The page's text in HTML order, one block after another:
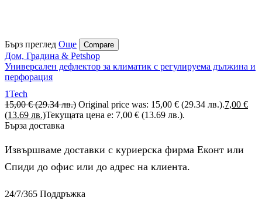
Бърз преглед Още Compare
Дом, Градина & Petshop
Универсален дефлектор за климатик с регулируема дължина и
перфорация
1Tech
15,00€ (29.34 лв.) Original price was: 15,00 € (29.34 лв.).7,00 €
(13.69 лв.)Текущата цена е: 7,00 € (13.69 лв.).
Бърза доставка
Извършваме доставки с куриерска фирма Еконт или
Спиди до офис или до адрес на клиента.
24/7/365 Поддръжка